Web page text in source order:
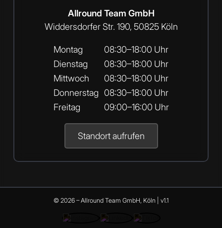
Allround Team GmbH
Widdersdorfer Str. 190, 50825 Köln
Montag
08:30–18:00 Uhr
Dienstag
08:30–18:00 Uhr
Mittwoch
08:30–18:00 Uhr
Donnerstag 08:30–18:00 Uhr
Freitag
09:00–16:00 Uhr
Standort aufrufen
© 2026 – Allround Team GmbH, Köln | v1.1